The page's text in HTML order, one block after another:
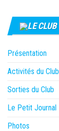
LE CLUB
Présentation
Activités du Club
Sorties du Club
Le Petit Journal
Photos